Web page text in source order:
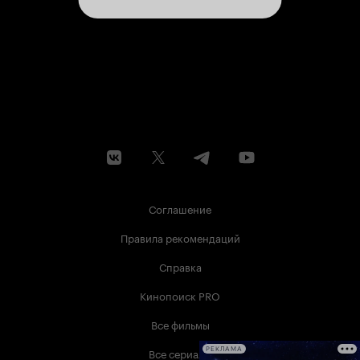
эту сказку по памяти...
Соглашение
Правила рекомендаций
Справка
Кинопоиск PRO
Все фильмы
Все сериалыРЕКЛАМА